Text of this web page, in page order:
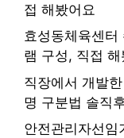
접 해봤어요
효성동체육센
램 구성, 직접 해
직장에서 개발
명 구분법 솔직
안전관리자선임